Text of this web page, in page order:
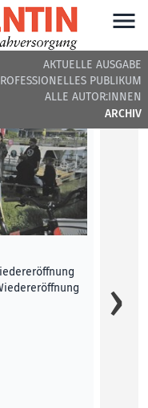
AKTUELLE AUSGABE
PUBLIKUM
ALLE AUTOR:INNEN
ARCHIV
AUSGABE
Der